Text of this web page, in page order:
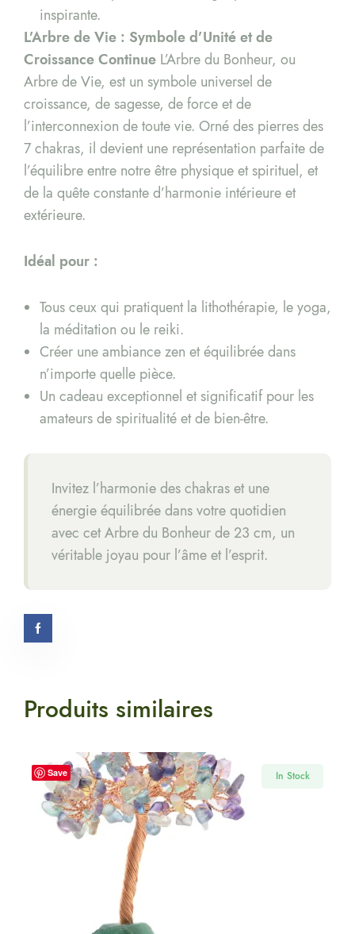
inspirante.
L’Arbre de Vie : Symbole d’Unité et de
Croissance Continue L’Arbre du Bonheur, ou
Arbre de Vie, est un symbole universel de
croissance, de sagesse, de force et de
l’interconnexion de toute vie. Orné des pierres des
7 chakras, il devient une représentation parfaite de
l’équilibre entre notre être physique et spirituel, et
de la quête constante d’harmonie intérieure et
extérieure.
Idéal pour :
Tous ceux qui pratiquent la lithothérapie, le yoga,
la méditation ou le reiki.
Créer une ambiance zen et équilibrée dans
n’importe quelle pièce.
Un cadeau exceptionnel et significatif pour les
amateurs de spiritualité et de bien-être.
Invitez l’harmonie des chakras et une
énergie équilibrée dans votre quotidien
avec cet Arbre du Bonheur de 23 cm, un
véritable joyau pour l’âme et l’esprit.
Produits similaires
Save In Stock